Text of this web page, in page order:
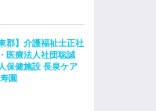
郡】介護福祉士正社
医療法人社団聡誠
保健施設 長泉ケア
園